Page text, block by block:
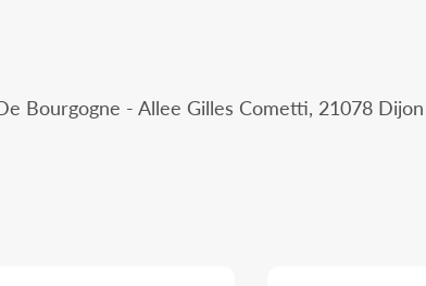
Bourgogne - Allee Gilles Cometti, 21078 Dijon